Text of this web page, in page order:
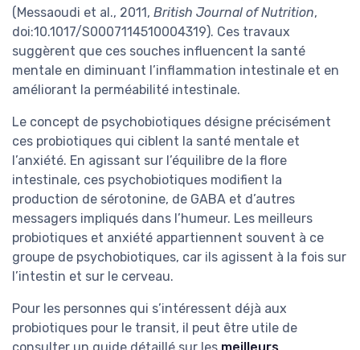
(Messaoudi et al., 2011, British Journal of Nutrition,
doi:10.1017/S0007114510004319). Ces travaux
suggèrent que ces souches influencent la santé
mentale en diminuant l’inflammation intestinale et en
améliorant la perméabilité intestinale.
Le concept de psychobiotiques désigne précisément
ces probiotiques qui ciblent la santé mentale et
l’anxiété. En agissant sur l’équilibre de la flore
intestinale, ces psychobiotiques modifient la
production de sérotonine, de GABA et d’autres
messagers impliqués dans l’humeur. Les meilleurs
probiotiques et anxiété appartiennent souvent à ce
groupe de psychobiotiques, car ils agissent à la fois sur
l’intestin et sur le cerveau.
Pour les personnes qui s’intéressent déjà aux
probiotiques pour le transit, il peut être utile de